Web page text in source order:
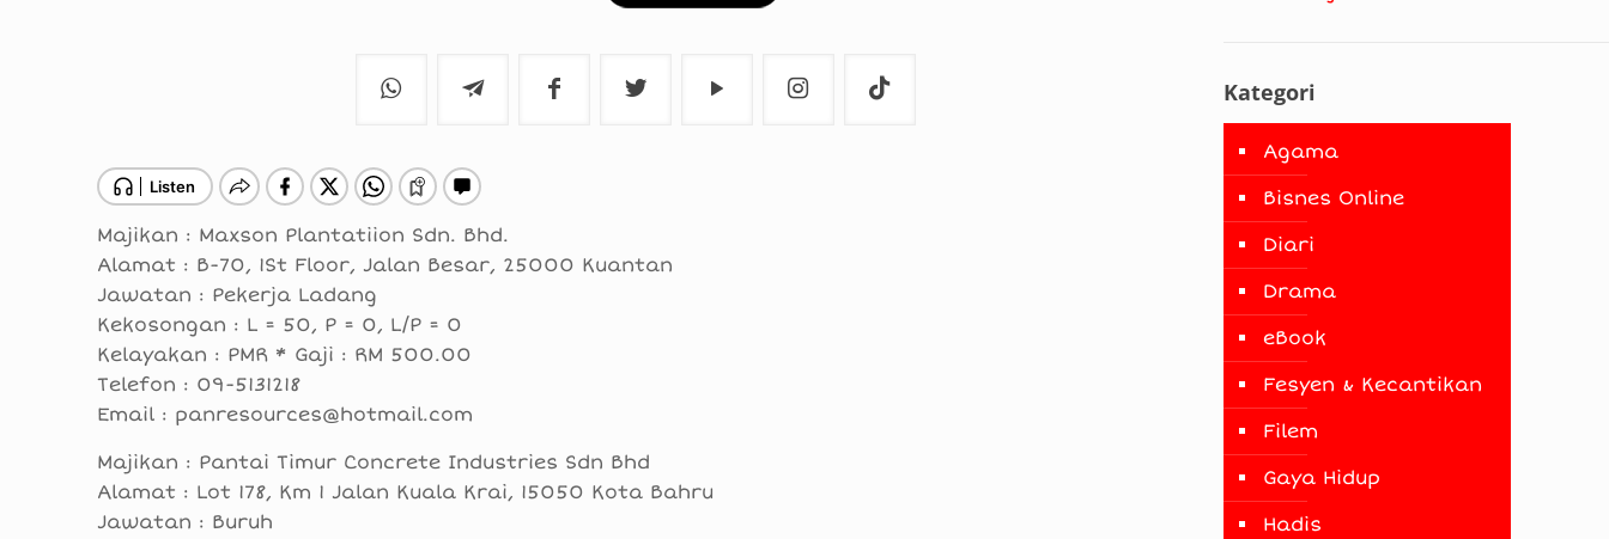
Majikan : Maxson Plantatiion Sdn. Bhd.
Alamat : B-70, 1St Floor, Jalan Besar, 25000 Kuantan
Jawatan : Pekerja Ladang
Kekosongan : L = 50, P = 0, L/P = 0
Kelayakan : PMR * Gaji : RM 500.00
Telefon : 09-5131218
Email : panresources@hotmail.com
Majikan : Pantai Timur Concrete Industries Sdn Bhd
Alamat : Lot 178, Km 1 Jalan Kuala Krai, 15050 Kota Bahru
Jawatan : Buruh
Kategori
Agama
Bisnes Online
Diari
Drama
eBook
Fesyen & Kecantikan
Filem
Gaya Hidup
Hadis